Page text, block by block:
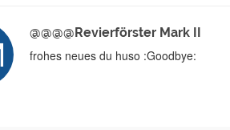
@@@@Revierförster Mark II
frohes neues du huso :Goodbye: